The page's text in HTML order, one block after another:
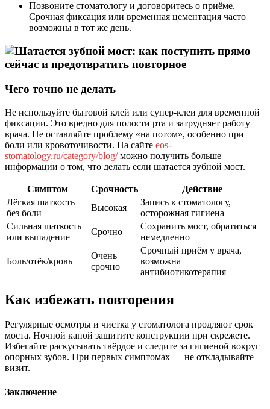
Позвоните стоматологу и договоритесь о приёме.
Срочная фиксация или временная цементация часто
возможны в тот же день.
Чего точно не делать
Не используйте бытовой клей или супер-клеи для временной
фиксации. Это вредно для полости рта и затрудняет работу
врача. Не оставляйте проблему «на потом», особенно при
боли или кровоточивости. На сайте eos-
stomatology.ru/category/blog/можно получить больше
информации о том, что делать если шатается зубной мост.
Симптом Срочность
Действие
Лёгкая шаткость
без боли
Высокая
Запись к стоматологу,
осторожная гигиена
Сильная шаткость
или выпадение
Срочно
Сохранить мост, обратиться
немедленно
Боль/отёк/кровь
Очень
срочно
Срочный приём у врача,
возможна
антибиотикотерапия
Как избежать повторения
Регулярные осмотры и чистка у стоматолога продляют срок
моста. Ночной капой защитите конструкции при скрежете.
Избегайте раскусывать твёрдое и следите за гигиеной вокруг
опорных зубов. При первых симптомах — не откладывайте
визит.
Заключение